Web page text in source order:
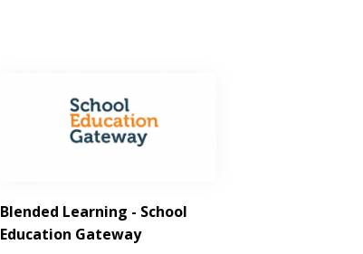
Blended Learning - School
Education Gateway